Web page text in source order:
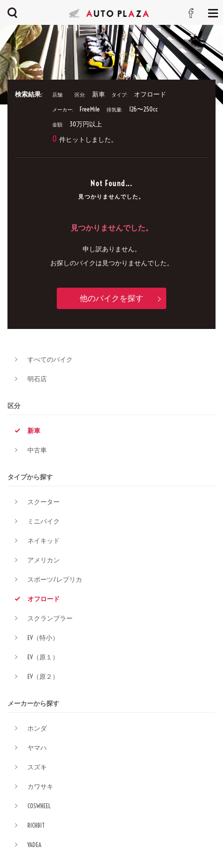
検索結果: 店舗: 区分: 新車 タイプ: オフロード
メーカー: FreeMile 排気量: 126〜250cc
金額: 30万円以上
0 件ヒットしました。
Not Found...
見つかりませんでした。
見つかりませんでした。
申し訳ありません。
お探しのバイクは見つかりませんでした。
他のバイクを探す
すべてのバイク
明石店
区分
新車
中古車
タイプから探す
スクーター
ミニバイク
ネイキッド
アメリカン
スポーツ/レプリカ
オフロード
スクランブラー
EV（特小）
EV（原１）
EV（原２）
メーカーから探す
ホンダ
ヤマハ
スズキ
カワサキ
COSWHEEL
RICHBIT
YADEA
排気量
価格